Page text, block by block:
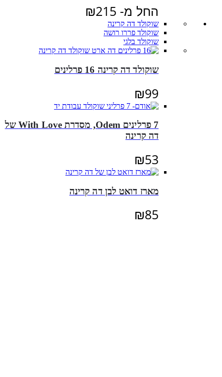
החל מ- ₪215
שוקולד דה קרינה
שוקולד פררו רושה
שוקולד בלגי
שוקולד דה קרינה 16 פרלינים
₪99
7 פרלינים Odem, מסדרת With Love של
דה קרינה
₪53
מארז דואט לבן דה קרינה
₪85